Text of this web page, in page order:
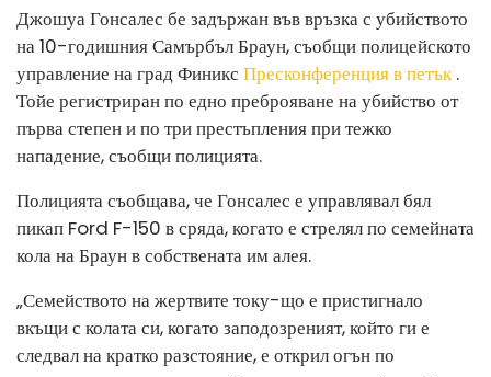
Джошуа Гонсалес бе задържан във връзка с убийството
на 10-годишния Самърбъл Браун, съобщи полицейското
управление на град Финикс Пресконференция в петък.
Тойе регистриран по едно преброяване на убийство от
първа степен и по три престъпления при тежко
нападение, съобщи полицията.
Полицията съобщава, че Гонсалес е управлявал бял
пикап Ford F-150 в сряда, когато е стрелял по семейната
кола на Браун в собствената им алея.
„Семейството на жертвите току-що е пристигнало
вкъщи с колата си, когато заподозреният, който ги е
следвал на кратко разстояние, е открил огън по